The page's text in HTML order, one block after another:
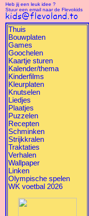
Heb jij een leuk idee ?
Stuur een email naar de Flevokids
Thuis
Bouwplaten
Games
Goochelen
Kaartje sturen
Kalender/thema
Kinderfilms
Kleurplaten
Knutselen
Liedjes
Plaatjes
Puzzelen
Recepten
Schminken
Strijkkralen
Traktaties
Verhalen
Wallpaper
Linken
Olympische spelen
WK voetbal 2026